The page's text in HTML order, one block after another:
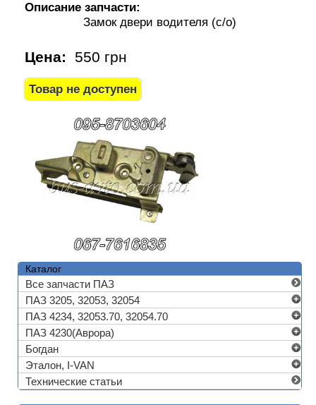
Описание запчасти:
Замок двери водителя (с/о)
Цена: 550 грн
Каталог
Все запчасти ПАЗ
ПАЗ 3205, 32053, 32054
ПАЗ 4234, 32053.70, 32054.70
ПАЗ 4230(Аврора)
Богдан
Эталон, I-VAN
Технические статьи